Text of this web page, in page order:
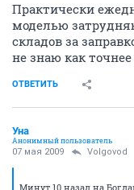
Практически
моделью
складов за
не знаю как точнее
ОТВЕТИТЬ
Уна
Анонимный пользователь
07 мая 2009 Volgovod
Минут 10 назад на